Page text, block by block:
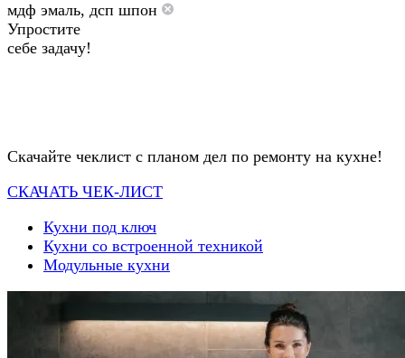
мдф эмаль, дсп шпон
Упростите
себе задачу!
Скачайте чеклист с планом дел по ремонту на кухне!
СКАЧАТЬ ЧЕК-ЛИСТ
Кухни под ключ
Кухни со встроенной техникой
Модульные кухни